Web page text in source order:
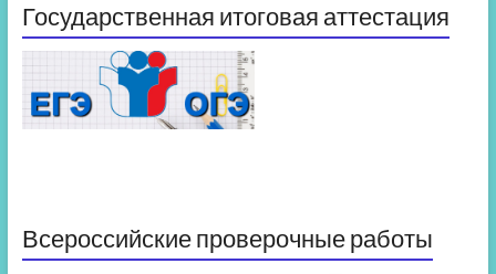
Государственная итоговая аттестация
Всероссийские проверочные работы